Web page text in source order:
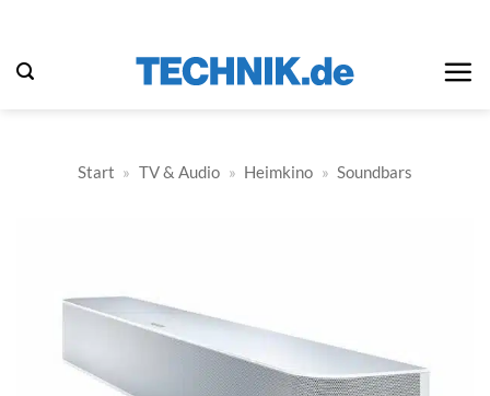
springen
Start » TV & Audio » Heimkino » Soundbars